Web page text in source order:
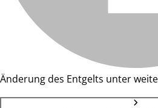
Änderung des Entgelts unter